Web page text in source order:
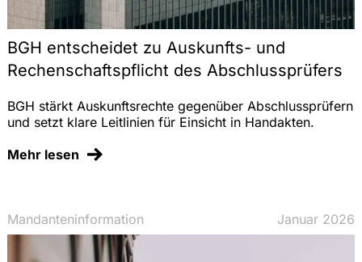
BGH entscheidet zu Auskunfts- und
Rechenschaftspflicht des Abschlussprüfers
BGH stärkt Auskunftsrechte gegenüber Abschlussprüfern
und setzt klare Leitlinien für Einsicht in Handakten.
Mehr lesen
Mandanteninformation Januar 2026